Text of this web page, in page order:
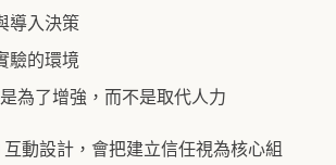
導入決策
驗的環境
為了增強，而不是取代人力
動設計，會把建立信任視為核心組